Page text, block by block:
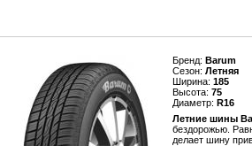
Бренд: Barum
Сезон: Летняя
Ширина: 185
Высота: 75
Диаметр: R16
Летние шины
бездорожью.
делает шину